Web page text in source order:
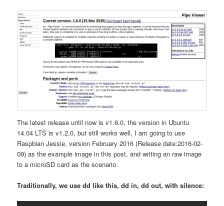
The latest release until now is v1.6.0, the version in Ubuntu
14.04 LTS is v1.2.0, but still works well, I am going to use
Raspbian Jessie, version February 2016 (Release date:2016-02-
09) as the example image in this post, and writing an raw image
to a microSD card as the scenario.
Traditionally, we use dd like this, dd in, dd out, with silence: